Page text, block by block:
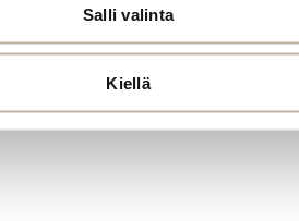
Salli valinta
Kiellä
etukäteen: